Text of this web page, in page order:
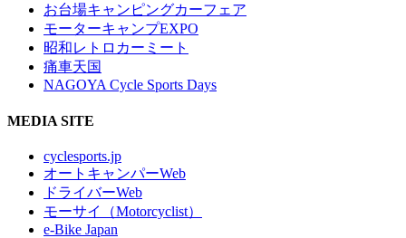
お台場キャンピングカーフェア
モーターキャンプEXPO
昭和レトロカーミート
痛車天国
NAGOYA Cycle Sports Days
MEDIA SITE
cyclesports.jp
オートキャンパーWeb
ドライバーWeb
モーサイ（Motorcyclist）
e-Bike Japan